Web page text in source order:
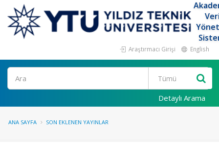
Araştırmacı Girişi English
Ara
Detaylı Arama
ANA SAYFA SON EKLENEN YAYINLAR